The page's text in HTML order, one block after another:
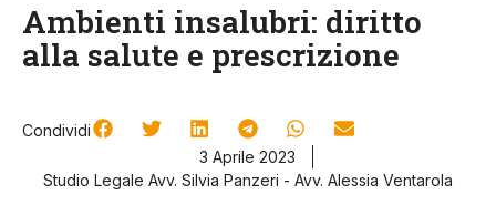
Ambienti insalubri: diritto
alla salute e prescrizione
Condividi
3 Aprile 2023
Studio Legale Avv. Silvia Panzeri - Avv. Alessia Ventarola